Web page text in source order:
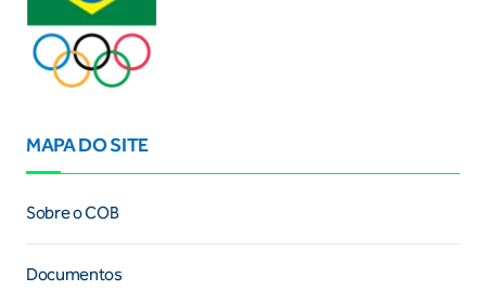
MAPA DO SITE
Sobre o COB
Documentos